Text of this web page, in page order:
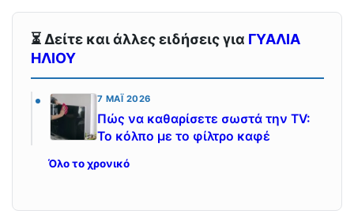
⏳ Δείτε και άλλες ειδήσεις για ΓΥΑΛΙΑ
ΗΛΙΟΥ
7 ΜΆΙ 2026
Πώς να καθαρίσετε σωστά την TV:
Το κόλπο με το φίλτρο καφέ
Όλο το χρονικό